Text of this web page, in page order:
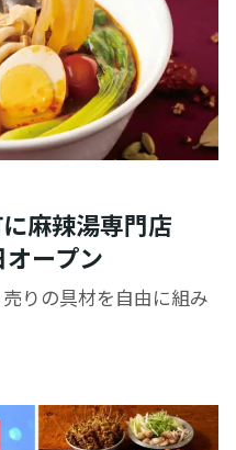
麻辣湯専門店
オープン
りの具材を自由に組み